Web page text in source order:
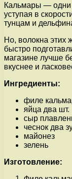
Кальмары — одни
уступая в
тунцам и
Но, волокна этих
быстро
магазине лучше
вкуснее и
Ингредиенты:
филе
яйца два шт.
сыр
чеснок два
майонез
зелень
Изготовление: